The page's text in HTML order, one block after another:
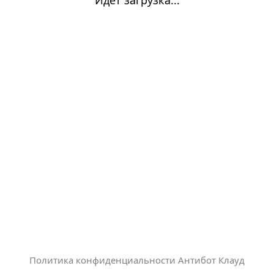
Политика конфиденциальности Антибот Клауд